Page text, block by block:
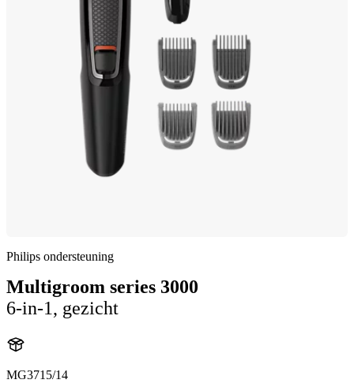
Philips ondersteuning
Multigroom series 3000
6-in-1, gezicht
MG3715/14